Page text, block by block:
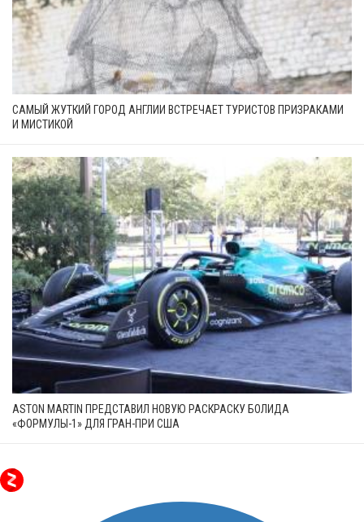
САМЫЙ ЖУТКИЙ ГОРОД АНГЛИИ ВСТРЕЧАЕТ ТУРИСТОВ ПРИЗРАКАМИ
И МИСТИКОЙ
ASTON MARTIN ПРЕДСТАВИЛ НОВУЮ РАСКРАСКУ БОЛИДА
«ФОРМУЛЫ-1» ДЛЯ ГРАН-ПРИ США